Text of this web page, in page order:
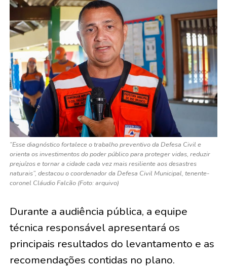
“Esse diagnóstico fortalece o trabalho preventivo da Defesa Civil e
orienta os investimentos do poder público para proteger vidas, reduzir
prejuízos e tornar a cidade cada vez mais resiliente aos desastres
naturais”, destacou o coordenador da Defesa Civil Municipal, tenente-
coronel Cláudio Falcão (Foto: arquivo)
Durante a audiência pública, a equipe
técnica responsável apresentará os
principais resultados do levantamento e as
recomendações contidas no plano.